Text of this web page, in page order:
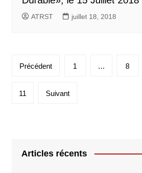
ATRST juillet 18, 2018
Pagination
publications
Précédent 1 … 8
11 Suivant
Articles récents